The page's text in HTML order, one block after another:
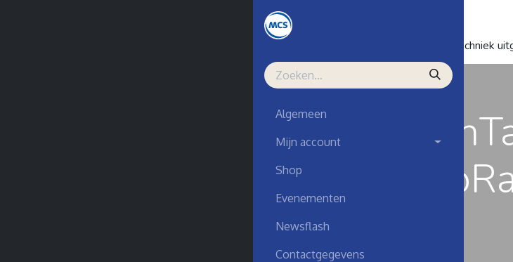
Algemeen
Mijn account
Shop
Evenementen
Newsflash
Contactgegevens
Terug naar evenementen
Studio TechTalk: Private Connect LoRa techniek
Studio
Connect
uitgelegd